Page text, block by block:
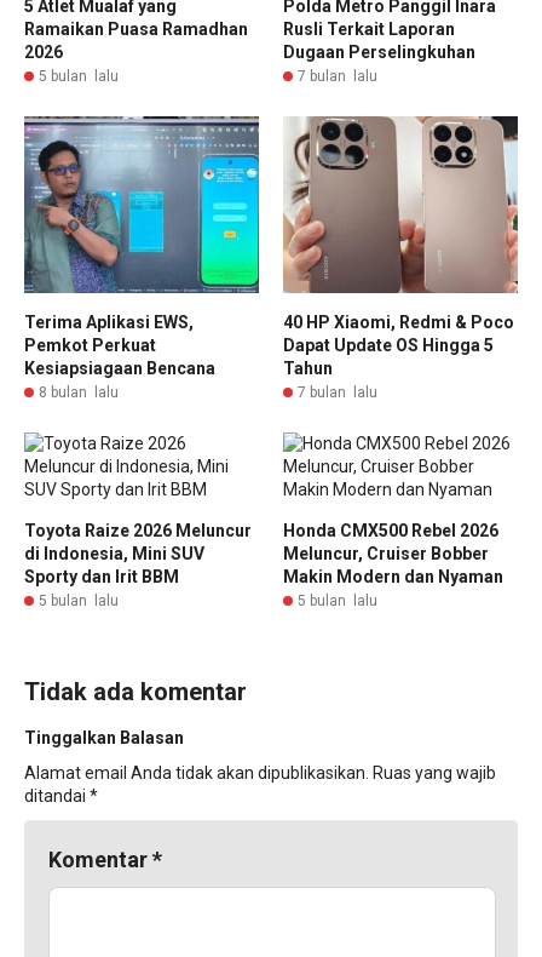
5 Atlet Mualaf yang
Ramaikan Puasa Ramadhan
2026
5 bulan lalu
Polda Metro Panggil Inara
Rusli Terkait Laporan
Dugaan Perselingkuhan
7 bulan lalu
Terima Aplikasi EWS,
Pemkot Perkuat
Kesiapsiagaan Bencana
8 bulan lalu
40 HP Xiaomi, Redmi & Poco
Dapat Update OS Hingga 5
Tahun
7 bulan lalu
Toyota Raize 2026 Meluncur
di Indonesia, Mini SUV
Sporty dan Irit BBM
5 bulan lalu
Honda CMX500 Rebel 2026
Meluncur, Cruiser Bobber
Makin Modern dan Nyaman
5 bulan lalu
Tidak ada komentar
Tinggalkan Balasan
Alamat email Anda tidak akan dipublikasikan. Ruas yang wajib
ditandai *
Komentar*